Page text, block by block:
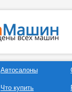
Автосалоны
Что купить